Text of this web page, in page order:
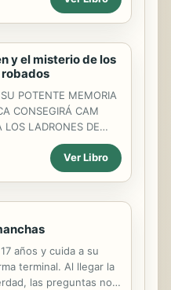
que la consideran
tiene poderes
Un día,
liberarse y empieza a
la abominable y
Trunchbull. Más de 17
vendidos en
y el misterio de los
POTENTE MEMORIA
CONSEGIRÁ CAM
LOS LADRONES DE
actuar rápido.
atracaron una oyería y
al hombre
verdadero cupable y
ligera y unas
a pluma y tinta
combnación
volumen de una serie
Ver Libro
años y cuida a su
terminal. Al llegar la
las preguntas no